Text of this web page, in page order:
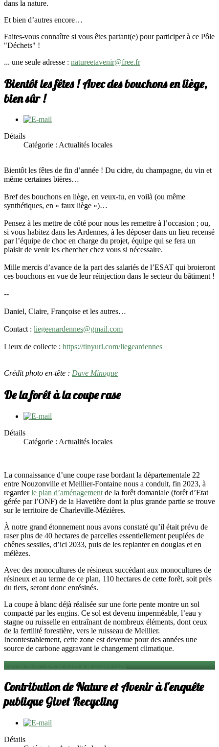
dans la nature.
Et bien d’autres encore…
Faites-vous connaître si vous êtes partant(e) pour participer à ce Pôle
"Déchets" !
... une seule adresse : natureetavenir@free.fr
Bientôt les fêtes ! Avec des bouchons en liège,
bien sûr !
Détails
Catégorie : Actualités locales
Bientôt les fêtes de fin d’année ! Du cidre, du champagne, du vin et
même certaines bières…
Bref des bouchons en liège, en veux-tu, en voilà (ou même
synthétiques, en « faux liège »)…
Pensez à les mettre de côté pour nous les remettre à l’occasion ; ou,
si vous habitez dans les Ardennes, à les déposer dans un lieu recensé
par l’équipe de choc en charge du projet, équipe qui se fera un
plaisir de venir les chercher chez vous si nécessaire.
Mille mercis d’avance de la part des salariés de l’ESAT qui broieront
ces bouchons en vue de leur réinjection dans le secteur du bâtiment !
--
Daniel, Claire, Françoise et les autres…
Contact : liegeenardennes@gmail.com
Lieux de collecte : https://tinyurl.com/liegeardennes
Crédit photo en-tête : Dave Minogue
De la forêt à la coupe rase
Détails
Catégorie : Actualités locales
La connaissance d’une coupe rase bordant la départementale 22
entre Nouzonville et Meillier-Fontaine nous a conduit, fin 2023, à
regarderle plan d’aménagement de la forêt domaniale (forêt d’Etat
gérée par l’ONF) de la Havetière dont la plus grande partie se trouve
sur le territoire de Charleville-Mézières.
À notre grand étonnement nous avons constaté qu’il était prévu de
raser plus de 40 hectares de parcelles essentiellement peuplées de
chênes sessiles, d’ici 2033, puis de les replanter en douglas et en
mélèzes.
Avec des monocultures de résineux succédant aux monocultures de
résineux et au terme de ce plan, 110 hectares de cette forêt, soit près
du tiers, seront donc enrésinés.
La coupe à blanc déjà réalisée sur une forte pente montre un sol
compacté par les engins. Ce sol est devenu imperméable, l’eau y
stagne ou ruisselle en entraînant de nombreux éléments, dont ceux
de la fertilité forestière, vers le ruisseau de Meillier.
Incontestablement, cette zone est devenue pour des années une
source de carbone aggravant le changement climatique.
Lire la suite : De la forêt à la coupe rase
Contribution de Nature et Avenir à l'enquête
publique Givet Recycling
Détails